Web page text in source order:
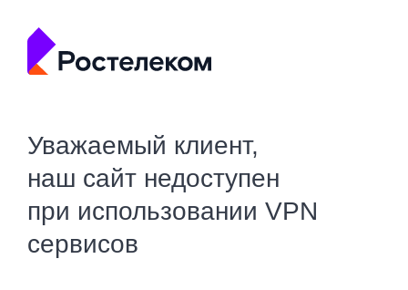
Уважаемый клиент,
наш сайт недоступен
при использовании VPN
сервисов